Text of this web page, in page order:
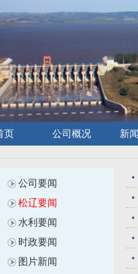
页 公司概况 新
公司要闻
松辽要闻
水利要闻
时政要闻
图片新闻